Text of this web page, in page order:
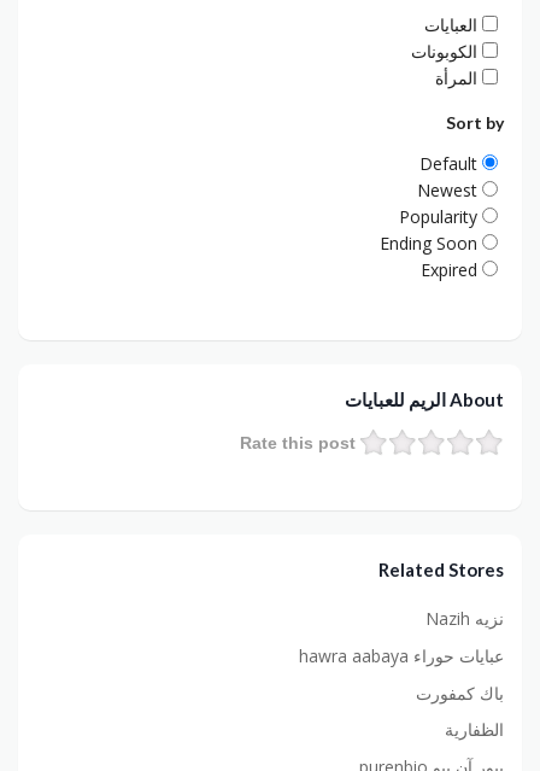
العبايات
الكوبونات
المرأة
Sort by
Default
Newest
Popularity
Ending Soon
Expired
About الريم للعبايات
Rate this post
Related Stores
نزيه Nazih
عبايات حوراء hawra aabaya
باك كمفورت
الظفارية